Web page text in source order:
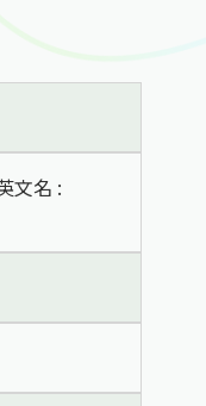
文名 :